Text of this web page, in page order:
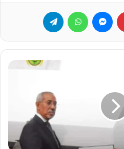
بينتيريست ماسنجر واتساب